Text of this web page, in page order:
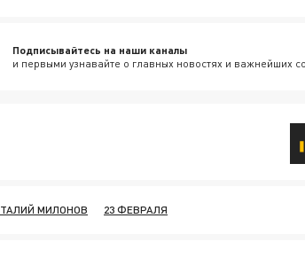
Подписывайтесь на наши каналы
и первыми узнавайте о главных новостях и важнейших
МИЛОНОВ 23 ФЕВРАЛЯ